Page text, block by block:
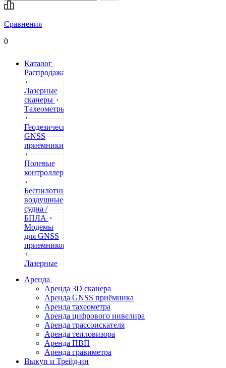
Сравнения
0
Каталог
Распродажа
Лазерные
сканеры
Тахеометры
Геодезические
GNSS
приемники
Полевые
контроллеры
Беспилотные
воздушные
судна /
БПЛА
Модемы
для GNSS
приемников
Лазерные
Нивелиры
Теодолиты
Трассоискатели
Неразрушающий
контроль
Аксессуары
Аренда
Аренда 3D сканера
Аренда GNSS приёмника
Аренда тахеометра
Аренда цифрового нивелира
Аренда трассоискателя
Аренда тепловизора
Аренда ПВП
Аренда гравиметра
Выкуп и Трейд-ин